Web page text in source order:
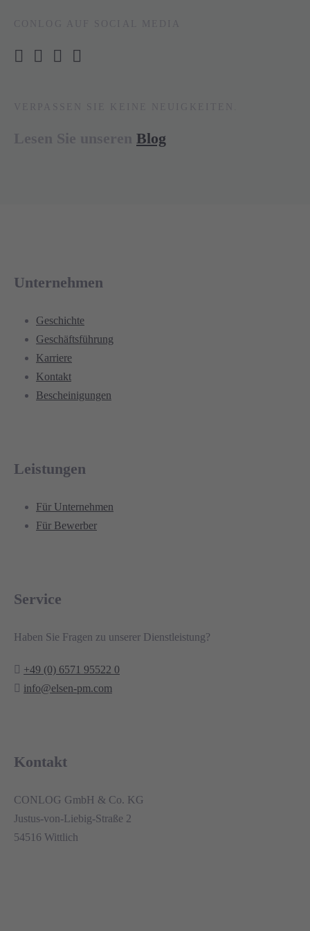
Blog
Unternehmen
Geschichte
Geschäftsführung
Karriere
Kontakt
Bescheinigungen
Leistungen
Für Unternehmen
Für Bewerber
Service
Haben Sie Fragen zu unserer Dienstleistung?
+49 (0) 6571 95522 0
info@elsen-pm.com
Kontakt
CONLOG GmbH & Co. KG
Justus-von-Liebig-Straße 2
54516 Wittlich